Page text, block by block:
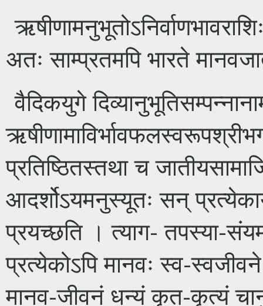
अतः साम्प्रतमपि भारते
वैदिकयुगे
प्रतिष्ठितस्तथा च
आदर्शोऽयमनुस्यूतः सन्
प्रयच्छति । त्याग- तपस्या-
प्रत्येकोऽपि मानवः स्व-
मानव-जीवनं धन्यं कृत-कृत्यं